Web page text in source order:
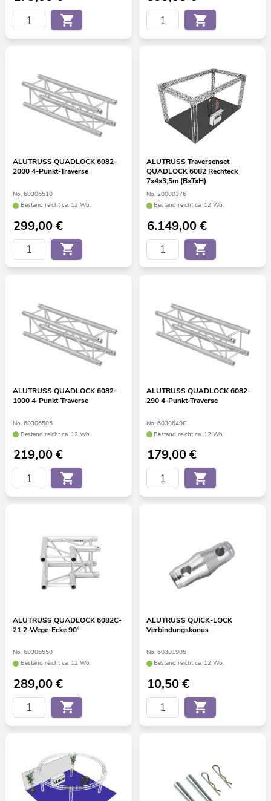
ALUTRUSS QUADLOCK 6082-
2000 4-Punkt-Traverse
No. 60306510
Bestand reicht ca. 12 Wo.
299,00€
ALUTRUSS Traversenset
QUADLOCK 6082 Rechteck
7x4x3,5m (BxTxH)
No. 20000376
Bestand reicht ca. 12 Wo.
6.149,00€
ALUTRUSS QUADLOCK 6082-
1000 4-Punkt-Traverse
No. 60306505
Bestand reicht ca. 12 Wo.
219,00€
ALUTRUSS QUADLOCK 6082-
290 4-Punkt-Traverse
No. 6030649C
Bestand reicht ca. 12 Wo.
179,00€
ALUTRUSS QUADLOCK 6082C-
21 2-Wege-Ecke 90°
No. 60306550
Bestand reicht ca. 12 Wo.
289,00€
ALUTRUSS QUICK-LOCK
Verbindungskonus
No. 60301905
Bestand reicht ca. 12 Wo.
10,50€